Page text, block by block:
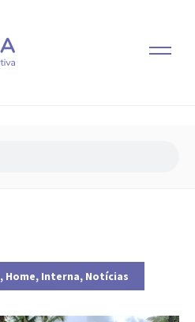
, Home, Interna, Notícias